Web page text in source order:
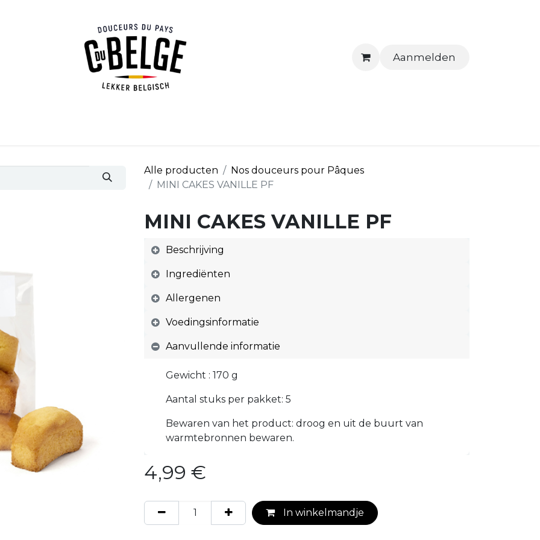
Aanmelden
Alle producten
Nos douceurs pour Pâques
MINI CAKES VANILLE PF
MINI CAKES VANILLE PF
Beschrijving
Ingrediënten
Allergenen
Voedingsinformatie
Aanvullende informatie
Gewicht : 170 g
Aantal stuks per pakket: 5
Bewaren van het product: droog en uit de buurt van
warmtebronnen bewaren.
4,99 €
In winkelmandje